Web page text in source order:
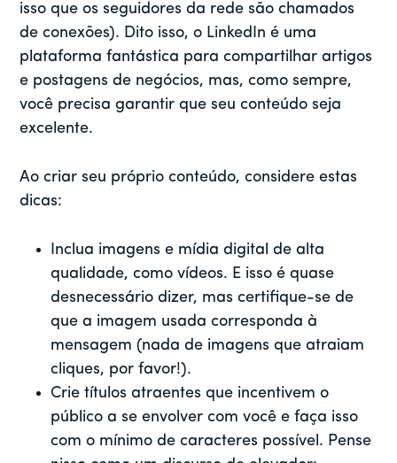
isso que os seguidores da rede são chamados
de conexões). Dito isso, o LinkedIn é uma
plataforma fantástica para compartilhar artigos
e postagens de negócios, mas, como sempre,
você precisa garantir que seu conteúdo seja
excelente.
Ao criar seu próprio conteúdo, considere estas
dicas:
Inclua imagens e mídia digital de alta
qualidade, como vídeos. E isso é quase
desnecessário dizer, mas certifique-se de
que a imagem usada corresponda à
mensagem (nada de imagens que atraiam
cliques, por favor!).
Crie títulos atraentes que incentivem o
público a se envolver com você e faça isso
com o mínimo de caracteres possível. Pense